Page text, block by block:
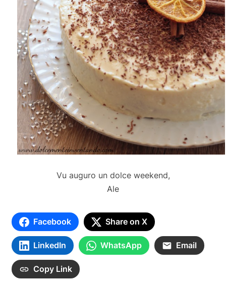
Vu auguro un dolce weekend,
Ale
Facebook Share on X
LinkedIn WhatsApp Email
Copy Link